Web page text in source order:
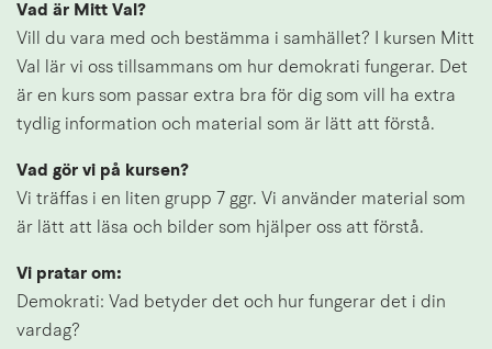
Vad är Mitt Val?
Vill du vara med och bestämma i samhället? I kursen Mitt
Val lär vi oss tillsammans om hur demokrati fungerar. Det
är en kurs som passar extra bra för dig som vill ha extra
tydlig information och material som är lätt att förstå.
Vad gör vi på kursen?
Vi träffas i en liten grupp 7 ggr. Vi använder material som
är lätt att läsa och bilder som hjälper oss att förstå.
Vi pratar om:
Demokrati: Vad betyder det och hur fungerar det i din
vardag?